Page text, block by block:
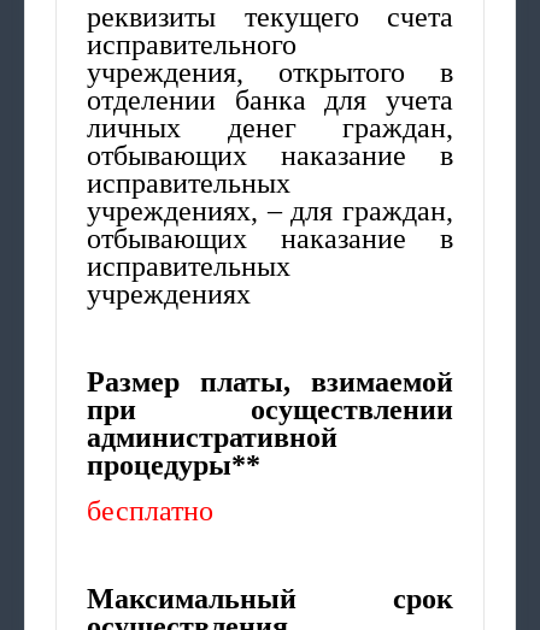
реквизиты текущего счета
исправительного
учреждения, открытого в
отделении банка для учета
личных денег граждан,
отбывающих наказание в
исправительных
учреждениях, – для граждан,
отбывающих наказание в
исправительных
учреждениях
Размер платы, взимаемой
при осуществлении
административной
процедуры**
бесплатно
Максимальный срок